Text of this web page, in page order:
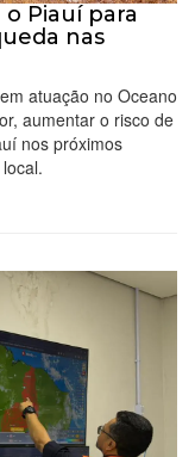
Piauí para
nas
atuação no Oceano
aumentar o risco de
nos próximos